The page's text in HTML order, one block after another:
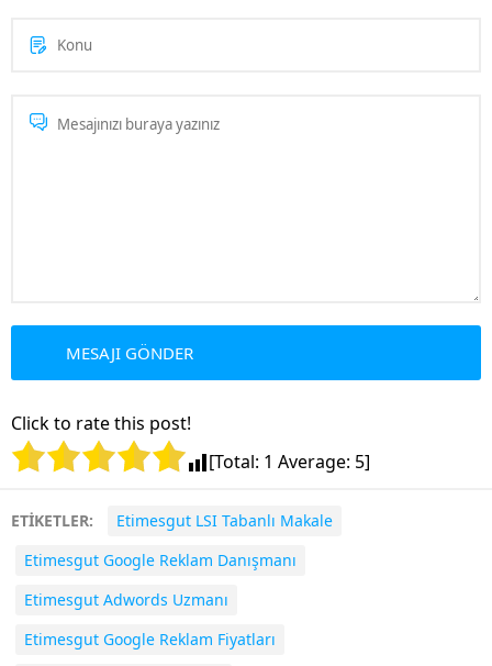
Click to rate this post!
[Total: 1 Average: 5]
ETİKETLER:
Etimesgut LSI Tabanlı Makale
Etimesgut Google Reklam Danışmanı
Etimesgut Adwords Uzmanı
Etimesgut Google Reklam Fiyatları